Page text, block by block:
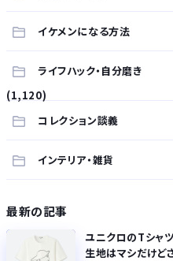
イケメンになる方法
ライフハック・自分磨き
(1,120)
コレクション談義
インテリア・雑貨
最新の記事
ユニクロのTシャ
生地はマシだけど